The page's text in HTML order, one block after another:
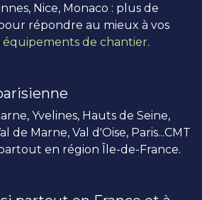
Nice, Monaco : plus de
répondre au mieux à vos
équipements de chantier.
Yvelines, Hauts de Seine,
de Marne, Val d'Oise, Paris...CMT
en région Île-de-France.